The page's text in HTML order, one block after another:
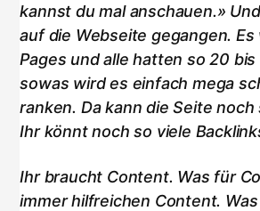
kannst du mal anschauen.»
auf die Webseite gegangen.
Pages und alle hatten so 20
sowas wird es einfach mega
ranken. Da kann die Seite noch
Ihr könnt noch so viele
Ihr braucht Content. Was für
immer hilfreichen Content.